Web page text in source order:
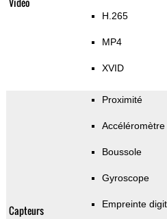
H.265
MP4
XVID
Capteurs
Proximité
Accéléromètre
Boussole
Gyroscope
Empreinte